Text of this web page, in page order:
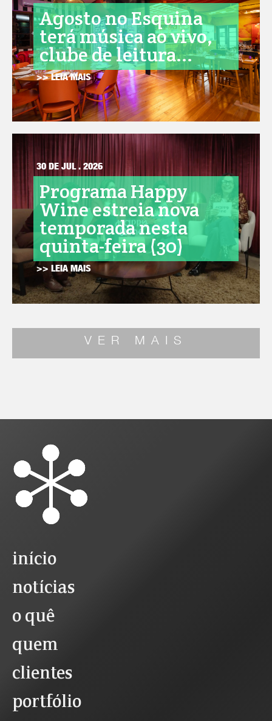
Agosto no Esquina
terá música ao vivo,
clube de leitura...
>> LEIA MAIS
30 DE JUL . 2026
Programa Happy
Wine estreia nova
temporada nesta
quinta-feira (30)
>> LEIA MAIS
VER MAIS
início
notícias
o quê
quem
clientes
portfólio